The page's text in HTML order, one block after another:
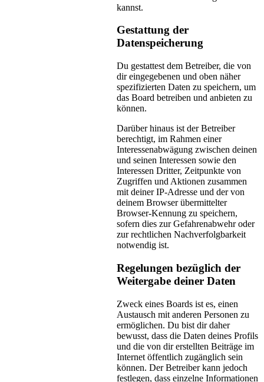
kannst.
Gestattung der
Datenspeicherung
Du gestattest dem Betreiber, die von
dir eingegebenen und oben näher
spezifizierten Daten zu speichern, um
das Board betreiben und anbieten zu
können.
Darüber hinaus ist der Betreiber
berechtigt, im Rahmen einer
Interessenabwägung zwischen deinen
und seinen Interessen sowie den
Interessen Dritter, Zeitpunkte von
Zugriffen und Aktionen zusammen
mit deiner IP-Adresse und der von
deinem Browser übermittelter
Browser-Kennung zu speichern,
sofern dies zur Gefahrenabwehr oder
zur rechtlichen Nachverfolgbarkeit
notwendig ist.
Regelungen bezüglich der
Weitergabe deiner Daten
Zweck eines Boards ist es, einen
Austausch mit anderen Personen zu
ermöglichen. Du bist dir daher
bewusst, dass die Daten deines Profils
und die von dir erstellten Beiträge im
Internet öffentlich zugänglich sein
können. Der Betreiber kann jedoch
festlegen, dass einzelne Informationen